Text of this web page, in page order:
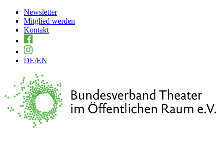
Newsletter
Mitglied werden
Kontakt
DE/EN